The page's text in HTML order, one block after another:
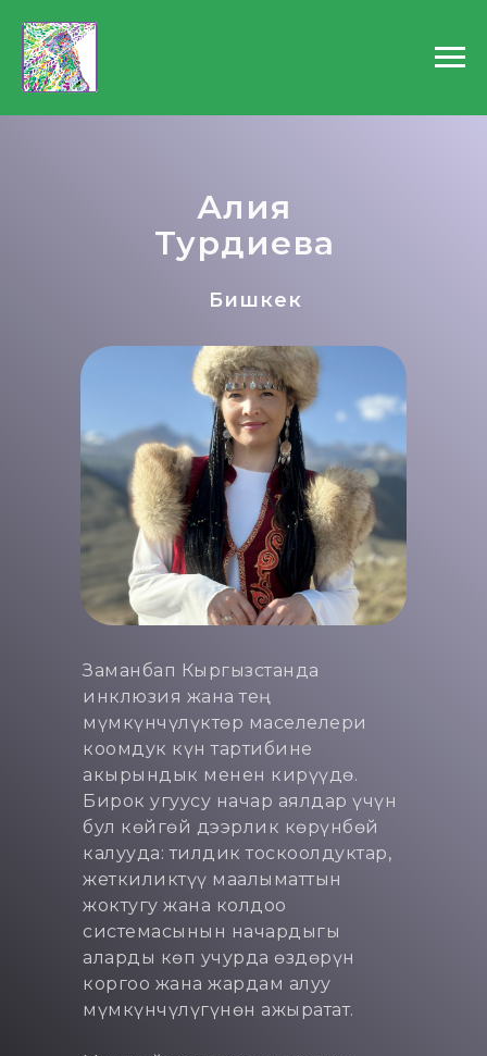
Алия
Турдиева
Бишкек
Заманбап Кыргызстанда
инклюзия жана тең
мүмкүнчүлүктөр маселелери
коомдук күн тартибине
акырындык менен кирүүдө.
Бирок угуусу начар аялдар үчүн
бул көйгөй дээрлик көрүнбөй
калууда: тилдик тоскоолдуктар,
жеткиликтүү маалыматтын
жоктугу жана колдоо
системасынын начардыгы
аларды көп учурда өздөрүн
коргоо жана жардам алуу
мүмкүнчүлүгүнөн ажыратат.